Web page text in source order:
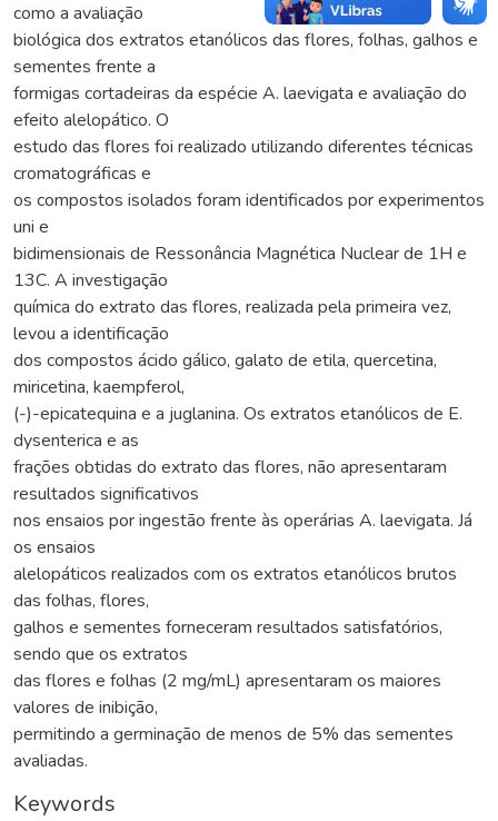
como a avaliação
biológica dos extratos etanólicos das flores, folhas, galhos e
sementes frente a
formigas cortadeiras da espécie A. laevigata e avaliação do
efeito alelopático. O
estudo das flores foi realizado utilizando diferentes técnicas
cromatográficas e
os compostos isolados foram identificados por experimentos
uni e
bidimensionais de Ressonância Magnética Nuclear de 1H e
13C. A investigação
química do extrato das flores, realizada pela primeira vez,
levou a identificação
dos compostos ácido gálico, galato de etila, quercetina,
miricetina, kaempferol,
(-)-epicatequina e a juglanina. Os extratos etanólicos de E.
dysenterica e as
frações obtidas do extrato das flores, não apresentaram
resultados significativos
nos ensaios por ingestão frente às operárias A. laevigata. Já
os ensaios
alelopáticos realizados com os extratos etanólicos brutos
das folhas, flores,
galhos e sementes forneceram resultados satisfatórios,
sendo que os extratos
das flores e folhas (2 mg/mL) apresentaram os maiores
valores de inibição,
permitindo a germinação de menos de 5% das sementes
avaliadas.
Keywords